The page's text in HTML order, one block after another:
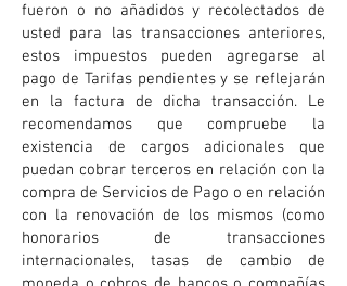
fueron o no añadidos y recolectados de
usted para las transacciones anteriores,
estos impuestos pueden agregarse al
pago de Tarifas pendientes y se reflejarán
en la factura de dicha transacción. Le
recomendamos que compruebe la
existencia de cargos adicionales que
puedan cobrar terceros en relación con la
compra de Servicios de Pago o en relación
con la renovación de los mismos (como
honorarios de transacciones
internacionales, tasas de cambio de